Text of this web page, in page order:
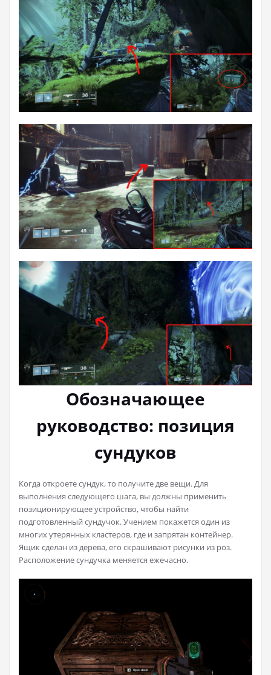
Обозначающее
руководство: позиция
сундуков
Когда откроете сундук, то получите две вещи. Для
выполнения следующего шага, вы должны применить
позиционирующее устройство, чтобы найти
подготовленный сундучок. Учением покажется один из
многих утерянных кластеров, где и запрятан контейнер.
Ящик сделан из дерева, его скрашивают рисунки из роз.
Расположение сундучка меняется ежечасно.